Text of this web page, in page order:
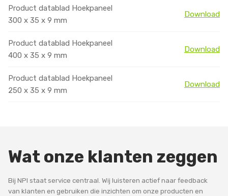
Product datablad Hoekpaneel
300 x 35 x 9 mm
Download
Product datablad Hoekpaneel
400 x 35 x 9 mm
Download
Product datablad Hoekpaneel
250 x 35 x 9 mm
Download
Wat onze klanten zeggen
Bij NPI staat service centraal. Wij luisteren actief naar feedback
van klanten en gebruiken die inzichten om onze producten en